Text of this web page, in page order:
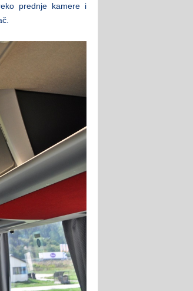
prednje kamere i